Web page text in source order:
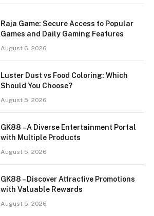
Raja Game: Secure Access to Popular
Games and Daily Gaming Features
August 6, 2026
Luster Dust vs Food Coloring: Which
Should You Choose?
August 5, 2026
GK88 – A Diverse Entertainment Portal
with Multiple Products
August 5, 2026
GK88 – Discover Attractive Promotions
with Valuable Rewards
August 5, 2026